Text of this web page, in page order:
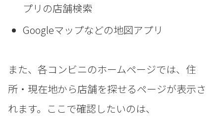
プリの店舗検索
Googleマップなどの地図アプリ
また、各コンビニのホームページでは、住
所・現在地から店舗を探せるページが表示さ
れます。ここで確認したいのは、